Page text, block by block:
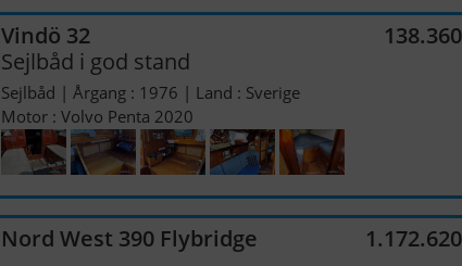
Vindö 32
Sejlbåd i god stand
Sejlbåd | Årgang : 1976 | Land : Sverige
Motor : Volvo Penta 2020
Nord West 390 Flybridge